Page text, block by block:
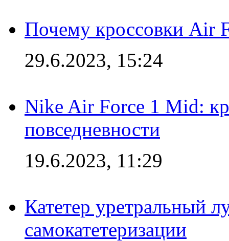
Почему кроссовки Air
29.6.2023, 15:24
Nike Air Force 1 Mid:
повседневности
19.6.2023, 11:29
Катетер уретральный
самокатетеризации